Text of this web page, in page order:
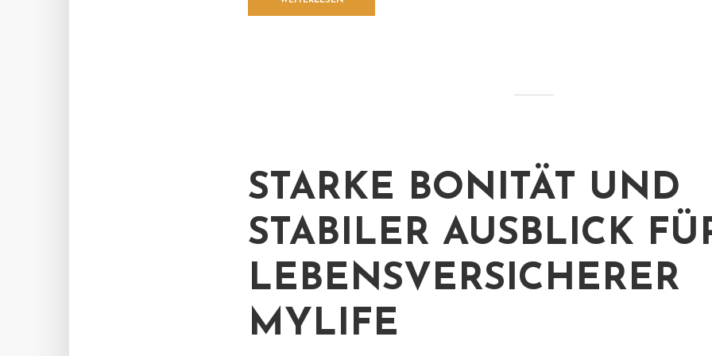
STARKE BONITÄT UND
STABILER AUSBLICK
LEBENSVERSICHERER
MYLIFE